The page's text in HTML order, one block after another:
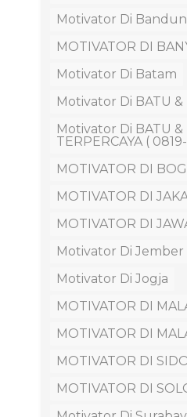
Motivator Di
MOTIVATOR DI
Motivator Di Batam
Motivator Di BATU &
Motivator Di BATU &
TERPERCAYA (
MOTIVATOR DI
MOTIVATOR DI
MOTIVATOR DI
Motivator Di Jember
Motivator Di Jogja
MOTIVATOR DI
MOTIVATOR DI
MOTIVATOR DI
MOTIVATOR DI